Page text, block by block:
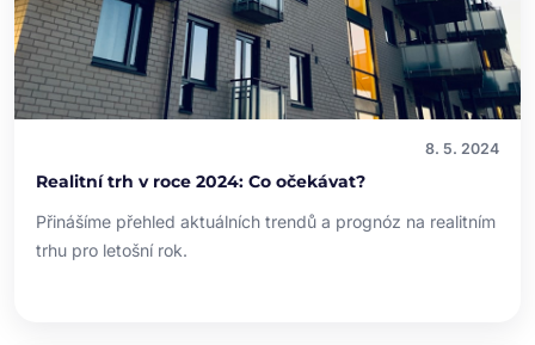
8. 5. 2024
Realitní trh v roce 2024: Co očekávat?
Přinášíme přehled aktuálních trendů a prognóz na realitním
trhu pro letošní rok.